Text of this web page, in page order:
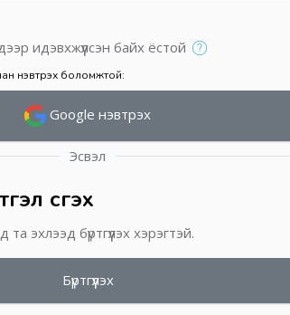
идэвхжүүлсэн байх ёстой
нэвтрэх боломжтой:
Google нэвтрэх
Эсвэл
үүсгэх
эхлээд бүртгүүлэх хэрэгтэй.
Бүртгүүлэх